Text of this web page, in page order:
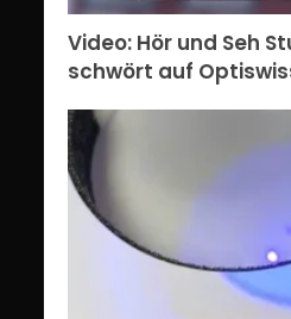
Video: Hör und Seh
schwört auf